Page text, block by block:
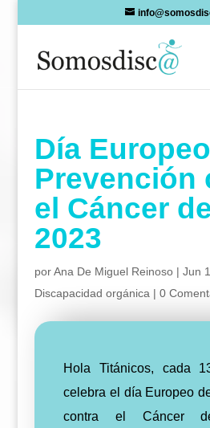
Día
Prevención
el Cáncer
2023
porAna De Miguel Reinoso| Jun
Discapacidad orgánica | 0
Hola Titánicos, cada
celebra el día Europeo
contra el Cáncer